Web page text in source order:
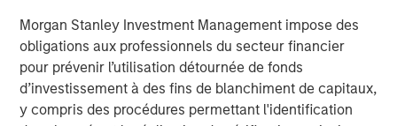
Morgan Stanley Investment Management impose des
obligations aux professionnels du secteur financier
pour prévenir l’utilisation détournée de fonds
d’investissement à des fins de blanchiment de capitaux,
y compris des procédures permettant l'identification
Beautiful Bill” Act threatened the municipal bond tax
exemption. While the muni tax exemption was ultimately
left untouched, a lot of issuance was pulled forward to
the first half of the year to get ahead of any potential
changes, resulting in a challenging technical environment